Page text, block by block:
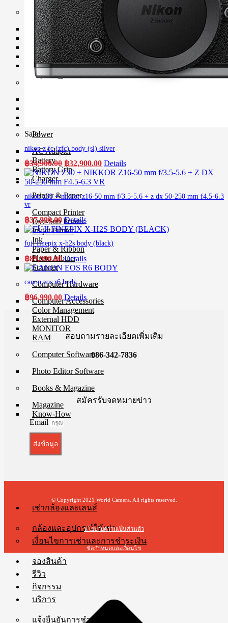
Memory Card
CF Card
Flash Drive
Micro SD Card
SD Card & Wi-Fi SD Card
XQD Card
Power
AC Adapter
Battery
Battery Grip
Charger
Printer & Paper
Compact Printer
Dye-Sub Printer
Inkjet Printer
Ink
Paper & Ribbon
Photo Album
Scanner
Computer Hardware
Computer Accessories
Color Management
External HDD
MONITOR
RAM
Computer Software
Photo Editor Software
Books & Magazine
Magazine
Know-How
เช่ากล้องและเลนส์
กล้องและอุปกรณ์ให้เช่า
เงื่อนไขการเช่าและการชำระเงิน
จองสินค้า
รีวิว
กิจกรรม
บริการ
แจ้งยืนยันการชำระเงิน
Sale!
nikon z fc (zfc) body (sl) silver
฿34,900.00 Original
price
was:
฿34,900.00.
฿32,900.00Current
price
is:
Details
nikon z30 + nikkor z16-50 mm f/3.5-5.6 + z dx 50-250 mm f4.5-6.3
vr
฿37,990.00 Details
fuji finepix x-h2s body (black)
฿89,990.00 Details
canon eos r6 body
฿96,990.00 Details
สอบถามรายละเอียดเพิ่มเติม
086-342-7836
สมัครรับจดหมายข่าว
Email
ส่งข้อมูล
© Copyright 2021 World Camera. All rights reserved.
นโยบายความเป็นส่วนตัว
ข้อกำหนดและเงื่อนไข